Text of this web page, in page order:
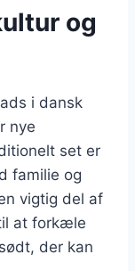
og
i dansk
nye
set er
familie og
vigtig del af
at forkæle
der kan